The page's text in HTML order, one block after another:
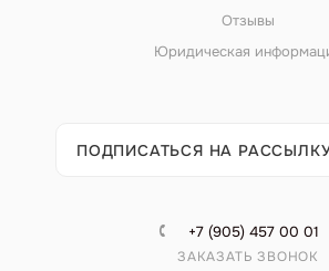
Отзывы
Юридическая
ПОДПИСАТЬСЯ НА
+7 (905) 457 00 01
ЗАКАЗАТЬ ЗВОНОК